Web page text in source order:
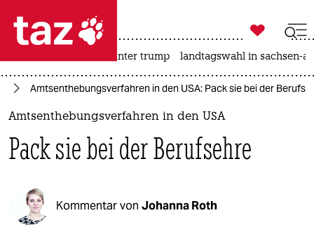
 taz zahl ich
taz zahl ich
politik
öko
gesellschaft

taz zahl ich
usa unter trump landtagswahl in sachsen-
Amtsenthebungsverfahren in den USA: Pack sie bei der
Amtsenthebungsverfahren in den USA
Pack sie bei der Berufsehre
Kommentar von Johanna Roth